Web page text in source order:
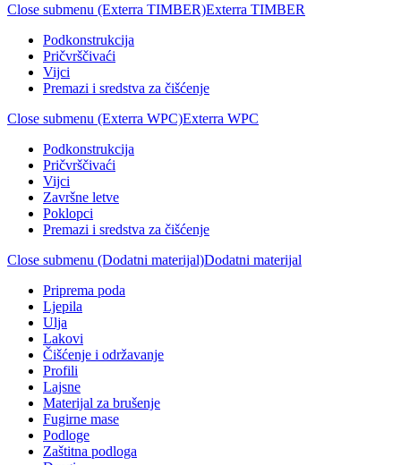
Close submenu (Exterra TIMBER)Exterra TIMBER
Podkonstrukcija
Pričvrščivaći
Vijci
Premazi i sredstva za čišćenje
Close submenu (Exterra WPC)Exterra WPC
Podkonstrukcija
Pričvrščivaći
Vijci
Završne letve
Poklopci
Premazi i sredstva za čišćenje
Close submenu (Dodatni materijal)Dodatni materijal
Priprema poda
Ljepila
Ulja
Lakovi
Čišćenje i održavanje
Profili
Lajsne
Materijal za brušenje
Fugirne mase
Podloge
Zaštitna podloga